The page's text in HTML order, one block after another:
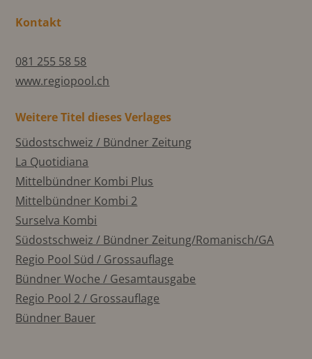
Kontakt
081 255 58 58
www.regiopool.ch
Weitere Titel dieses Verlages
Südostschweiz / Bündner Zeitung
La Quotidiana
Mittelbündner Kombi Plus
Mittelbündner Kombi 2
Surselva Kombi
Südostschweiz / Bündner Zeitung/Romanisch/GA
Regio Pool Süd / Grossauflage
Bündner Woche / Gesamtausgabe
Regio Pool 2 / Grossauflage
Bündner Bauer